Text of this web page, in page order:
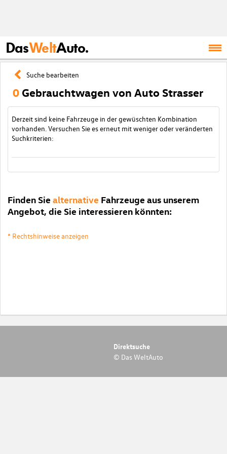
DasWeltAuto.
Suche bearbeiten
0 Gebrauchtwagen von Auto Strasser
Derzeit sind keine Fahrzeuge in der gewüschten Kombination
vorhanden. Versuchen Sie es erneut mit weniger oder veränderten
Suchkriterien:
Finden Sie alternative Fahrzeuge aus unserem
Angebot, die Sie interessieren könnten:
* Rechtshinweise anzeigen
Direktsuche
© Das WeltAuto